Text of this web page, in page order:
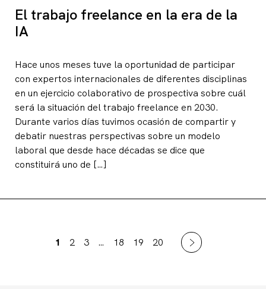
El trabajo freelance en la era de la
IA
Hace unos meses tuve la oportunidad de participar
con expertos internacionales de diferentes disciplinas
en un ejercicio colaborativo de prospectiva sobre cuál
será la situación del trabajo freelance en 2030.
Durante varios días tuvimos ocasión de compartir y
debatir nuestras perspectivas sobre un modelo
laboral que desde hace décadas se dice que
constituirá uno de […]
1 2 3 … 18 19 20